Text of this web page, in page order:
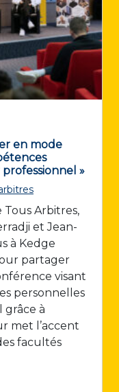
en mode
»
Arbitres,
et Jean-
à Kedge
partager
visant
personnelles
grâce à
met l’accent
facultés